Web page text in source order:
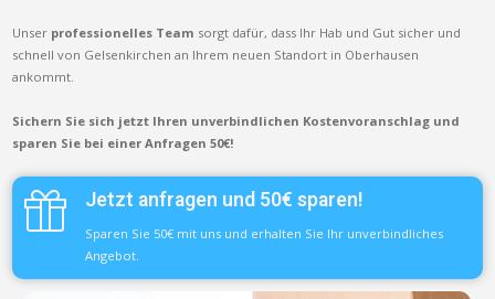
Unser professionelles Team sorgt dafür, dass Ihr Hab und Gut sicher und
schnell von Gelsenkirchen an Ihrem neuen Standort in Oberhausen
ankommt.
Sichern Sie sich jetzt Ihren unverbindlichen Kostenvoranschlag und
sparen Sie bei einer Anfragen 50€!
Jetzt anfragen und 50€ sparen!
Sparen Sie 50€ mit uns und erhalten Sie Ihr unverbindliches
Angebot.